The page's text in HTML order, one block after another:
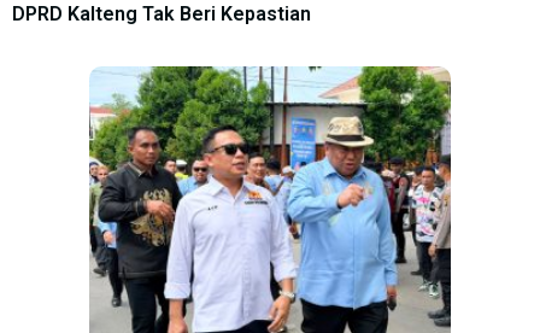
DPRD Kalteng Tak Beri Kepastian